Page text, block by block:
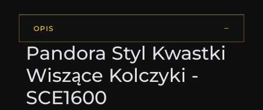
OPIS
Pandora Styl Kwastki
Wiszące Kolczyki -
SCE1600